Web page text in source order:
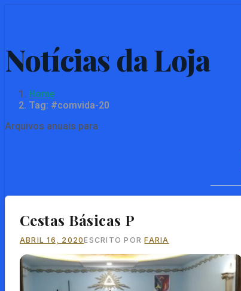
Home
Tag: #comvida-20
Arquivos anuais para
Cestas Básicas P
ABRIL 16, 2020ESCRITO PORFARIA